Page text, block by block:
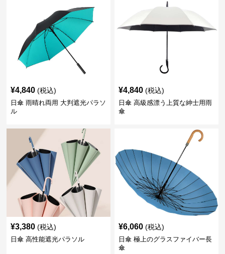
¥4,840 (税込)
日傘 雨晴れ両用 大判遮光パラソ
ル
¥4,840 (税込)
日傘 高級感漂う上質な紳士用雨
傘
¥3,380 (税込)
日傘 高性能遮光パラソル
¥6,060 (税込)
日傘 極上のグラスファイバー長
傘